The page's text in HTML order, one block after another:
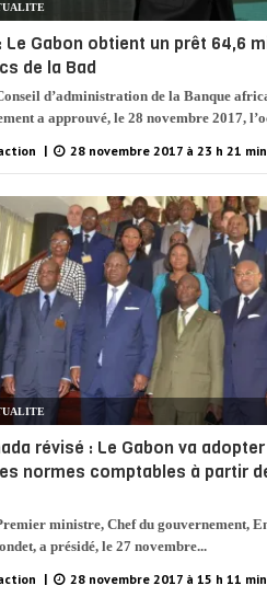
Le Gabon obtient un prêt 64,6
de la Bad
d’administration de la Banque
a approuvé, le 28 novembre 2017,
28 novembre 2017 à 23 h 21 min
révisé : Le Gabon va
normes comptables à partir
ministre, Chef du gouvernement,
a présidé, le 27 novembre...
28 novembre 2017 à 15 h 11 min